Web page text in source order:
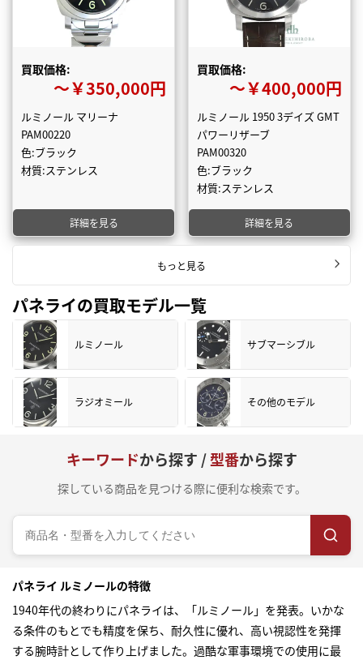
買取価格:
〜￥350,000円
ルミノール マリーナ
PAM00220
色:ブラック
材質:ステンレス
詳細を見る
買取価格:
〜￥400,000円
ルミノール 1950 3デイズ GMT
パワーリザーブ
PAM00320
色:ブラック
材質:ステンレス
詳細を見る
もっと見る
パネライの買取モデル一覧
ルミノール サブマーシブル
ラジオミール その他のモデル
キーワードから探す /型番から探す
探している商品を見つける際に便利な検索です。
パネライ ルミノールの特徴
1940年代の終わりにパネライは、「ルミノール」を発表。いかな
る条件のもとでも精度を保ち、耐久性に優れ、高い視認性を発揮
する腕時計として作り上げました。過酷な軍事環境での使用に最